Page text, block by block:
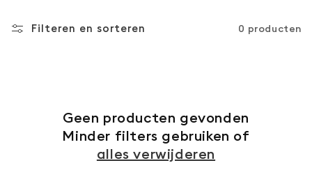
Filteren en sorteren 0 producten
Geen producten gevonden
Minder filters gebruiken of
alles verwijderen